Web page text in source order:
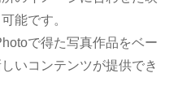
能です。
で得た写真作品をベー
いコンテンツが提供でき